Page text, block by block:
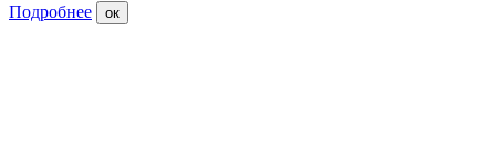
Подробнее ок